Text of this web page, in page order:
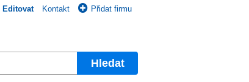
Editovat Kontakt Přidat firmu
Hledat